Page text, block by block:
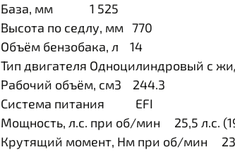
База, мм 1 525
Высота по седлу, мм 770
Объём бензобака, л 14
Тип двигателя Одноцилиндровый с
Рабочий объём, см3 244.3
Система питания EFI
Мощность, л.с. при об/мин 25,5 л.с.
Крутящий момент, Нм при об/мин